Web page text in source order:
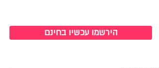
הירשמו עכשיו בחינם